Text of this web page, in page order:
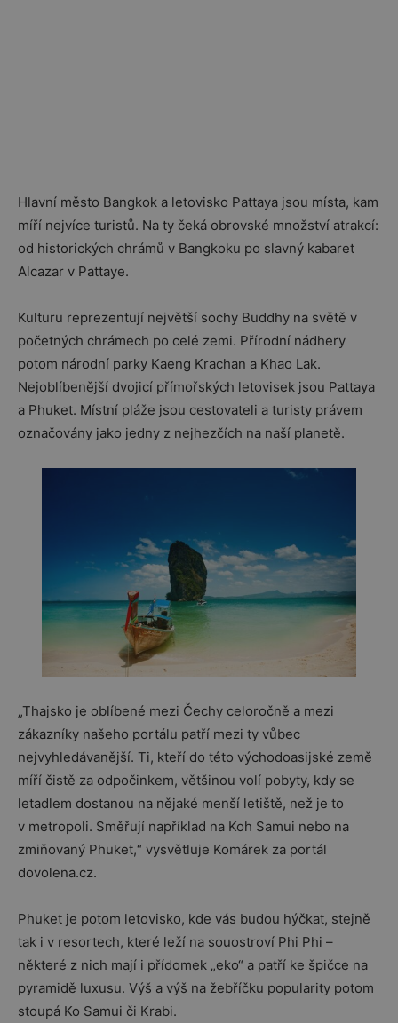
Hlavní město Bangkok a letovisko Pattaya jsou místa, kam
míří nejvíce turistů. Na ty čeká obrovské množství atrakcí:
od historických chrámů v Bangkoku po slavný kabaret
Alcazar v Pattaye.
Kulturu reprezentují největší sochy Buddhy na světě v
početných chrámech po celé zemi. Přírodní nádhery
potom národní parky Kaeng Krachan a Khao Lak.
Nejoblíbenější dvojicí přímořských letovisek jsou Pattaya
a Phuket. Místní pláže jsou cestovateli a turisty právem
označovány jako jedny z nejhezčích na naší planetě.
„Thajsko je oblíbené mezi Čechy celoročně a mezi
zákazníky našeho portálu patří mezi ty vůbec
nejvyhledávanější. Ti, kteří do této východoasijské země
míří čistě za odpočinkem, většinou volí pobyty, kdy se
letadlem dostanou na nějaké menší letiště, než je to
v metropoli. Směřují například na Koh Samui nebo na
zmiňovaný Phuket,“ vysvětluje Komárek za portál
dovolena.cz.
Phuket je potom letovisko, kde vás budou hýčkat, stejně
tak i v resortech, které leží na souostroví Phi Phi –
některé z nich mají i přídomek „eko“ a patří ke špičce na
pyramidě luxusu. Výš a výš na žebříčku popularity potom
stoupá Ko Samui či Krabi.